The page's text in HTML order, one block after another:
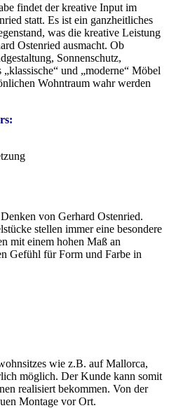
findet der kreative Input im
statt. Es ist ein ganzheitliches
was die kreative Leistung
Ostenried ausmacht. Ob
Sonnenschutz,
und „moderne“ Möbel
Wohntraum wahr werden
von Gerhard Ostenried.
stellen immer eine besondere
mit einem hohen Maß an
Gefühl für Form und Farbe in
wie z.B. auf Mallorca,
möglich. Der Kunde kann somit
realisiert bekommen. Von der
Montage vor Ort.